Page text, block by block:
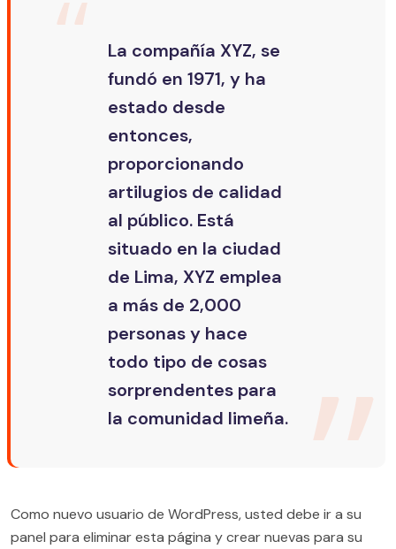
La compañía XYZ, se
fundó en 1971, y ha
estado desde
entonces,
proporcionando
artilugios de calidad
al público. Está
situado en la ciudad
de Lima, XYZ emplea
a más de 2,000
personas y hace
todo tipo de cosas
sorprendentes para
la comunidad limeña.
Como nuevo usuario de WordPress, usted debe ir a su
panel para eliminar esta página y crear nuevas para su